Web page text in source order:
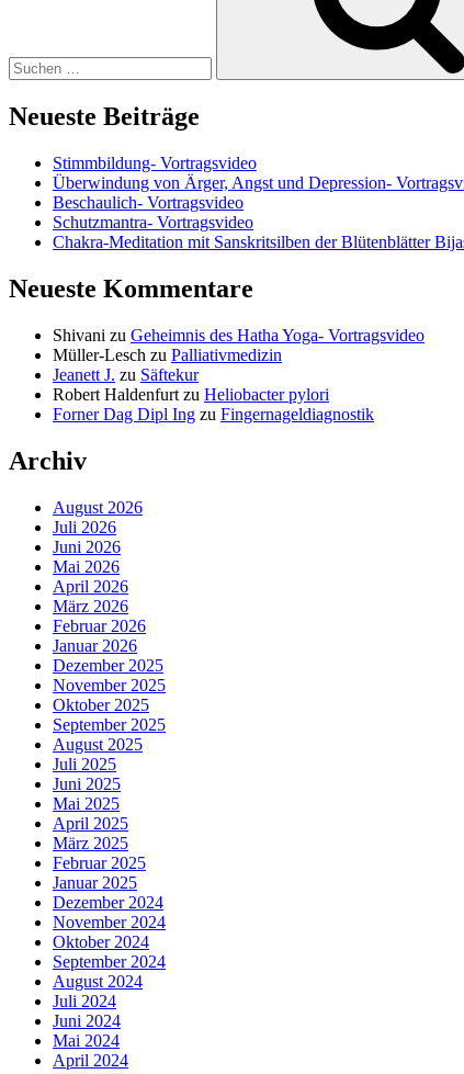
Neueste Beiträge
Stimmbildung- Vortragsvideo
Überwindung von Ärger, Angst und Depression-
Beschaulich- Vortragsvideo
Schutzmantra- Vortragsvideo
Chakra-Meditation mit Sanskritsilben der Blütenblätter
Neueste Kommentare
Shivani zu Geheimnis des Hatha Yoga- Vortragsvideo
Müller-Lesch zu Palliativmedizin
Jeanett J. zu Säftekur
Robert Haldenfurt zu Heliobacter pylori
Forner Dag Dipl Ing zu Fingernageldiagnostik
Archiv
August 2026
Juli 2026
Juni 2026
Mai 2026
April 2026
März 2026
Februar 2026
Januar 2026
Dezember 2025
November 2025
Oktober 2025
September 2025
August 2025
Juli 2025
Juni 2025
Mai 2025
April 2025
März 2025
Februar 2025
Januar 2025
Dezember 2024
November 2024
Oktober 2024
September 2024
August 2024
Juli 2024
Juni 2024
Mai 2024
April 2024